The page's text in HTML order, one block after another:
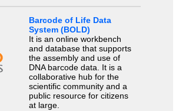
Barcode of Life Data
System (BOLD)
It is an online workbench
and database that supports
the assembly and use of
DNA barcode data. It is a
collaborative hub for the
scientific community and a
public resource for citizens
at large.